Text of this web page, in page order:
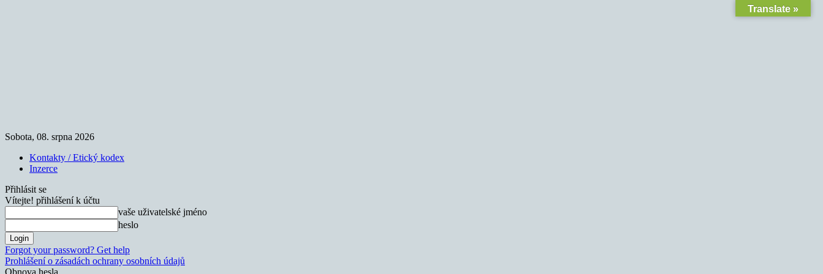
Sobota, 08. srpna 2026
Kontakty / Etický kodex
Inzerce
Přihlásit se
Vítejte! přihlášení k účtu
vaše uživatelské jméno
heslo
Forgot your password? Get help
Prohlášení o zásadách ochrany osobních údajů
Obnova hesla
Translate »